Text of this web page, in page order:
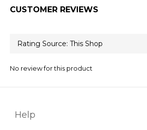
CUSTOMER REVIEWS
No review for this product
Help